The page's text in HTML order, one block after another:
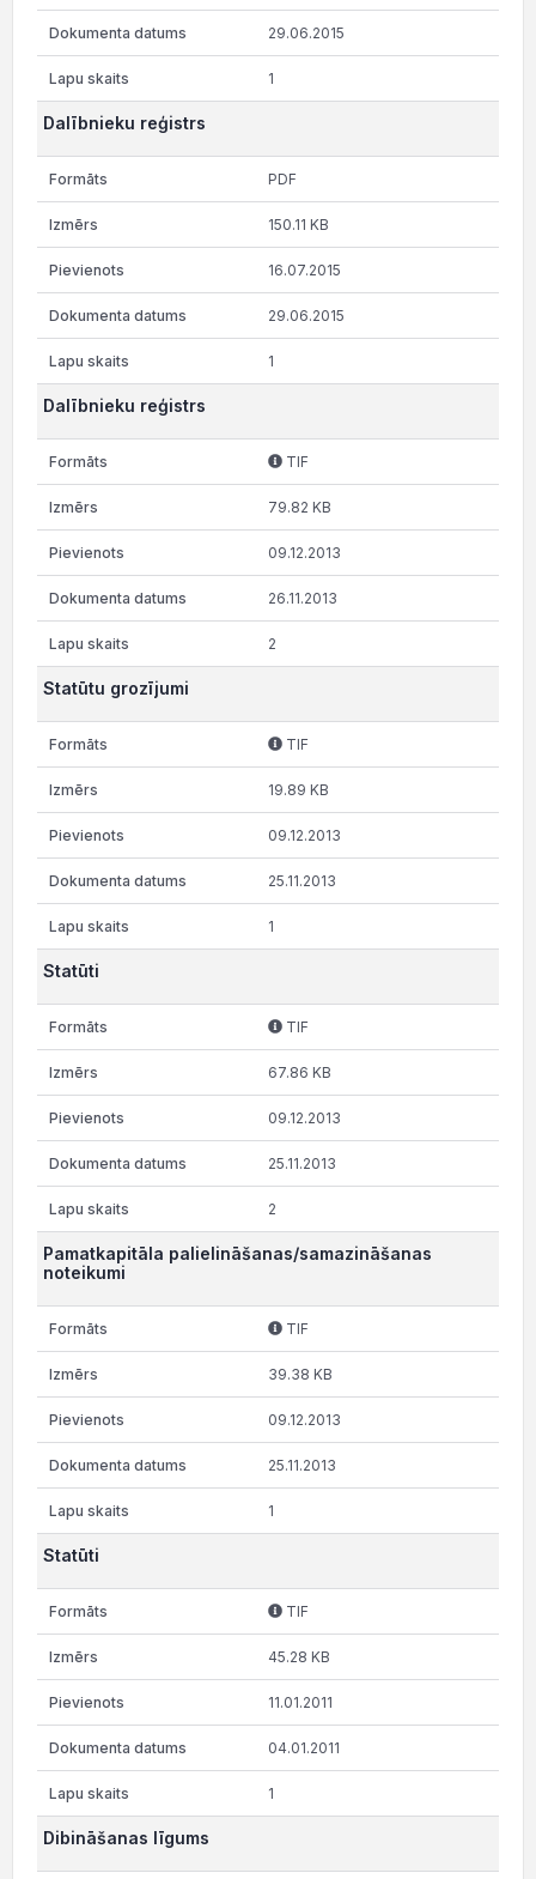
29.06.2015
1
Dalībnieku reģistrs
PDF
150.11 KB
16.07.2015
29.06.2015
1
Dalībnieku reģistrs
TIF
79.82 KB
09.12.2013
26.11.2013
2
Statūtu grozījumi
TIF
19.89 KB
09.12.2013
25.11.2013
1
Statūti
TIF
67.86 KB
09.12.2013
25.11.2013
2
Pamatkapitāla palielināšanas/samazināšanas
noteikumi
TIF
39.38 KB
09.12.2013
25.11.2013
1
Statūti
TIF
45.28 KB
11.01.2011
04.01.2011
1
Dibināšanas līgums